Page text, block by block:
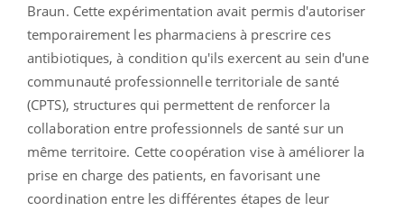
Braun. Cette expérimentation avait permis d'autoriser
temporairement les pharmaciens à prescrire ces
antibiotiques, à condition qu'ils exercent au sein d'une
communauté professionnelle territoriale de santé
(CPTS), structures qui permettent de renforcer la
collaboration entre professionnels de santé sur un
même territoire. Cette coopération vise à améliorer la
prise en charge des patients, en favorisant une
coordination entre les différentes étapes de leur